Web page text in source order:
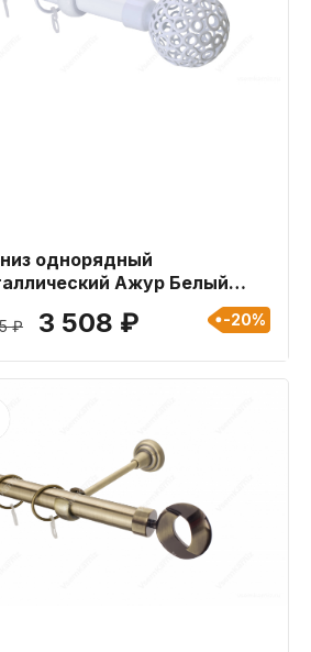
однорядный
Ажур Белый
25мм длиной 360 см
₽ 3 508 ₽ -20%